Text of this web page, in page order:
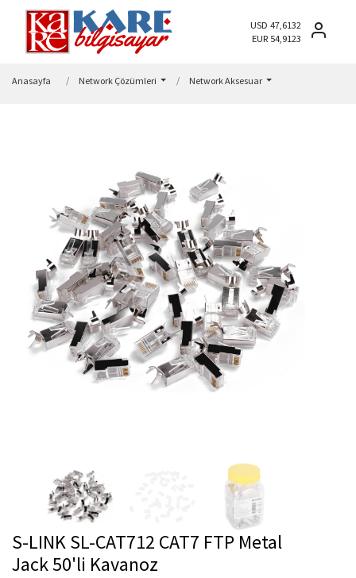
USD 47,6132
EUR 54,9123
Anasayfa Network Çözümleri Network Aksesuar
S-LINK SL-CAT712 CAT7 FTP Metal
Jack 50'li Kavanoz